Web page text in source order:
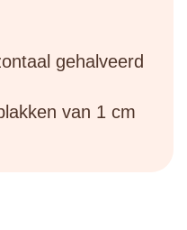
gehalveerd
van 1 cm